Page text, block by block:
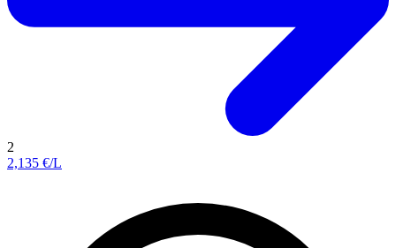
2
2,135 €/L